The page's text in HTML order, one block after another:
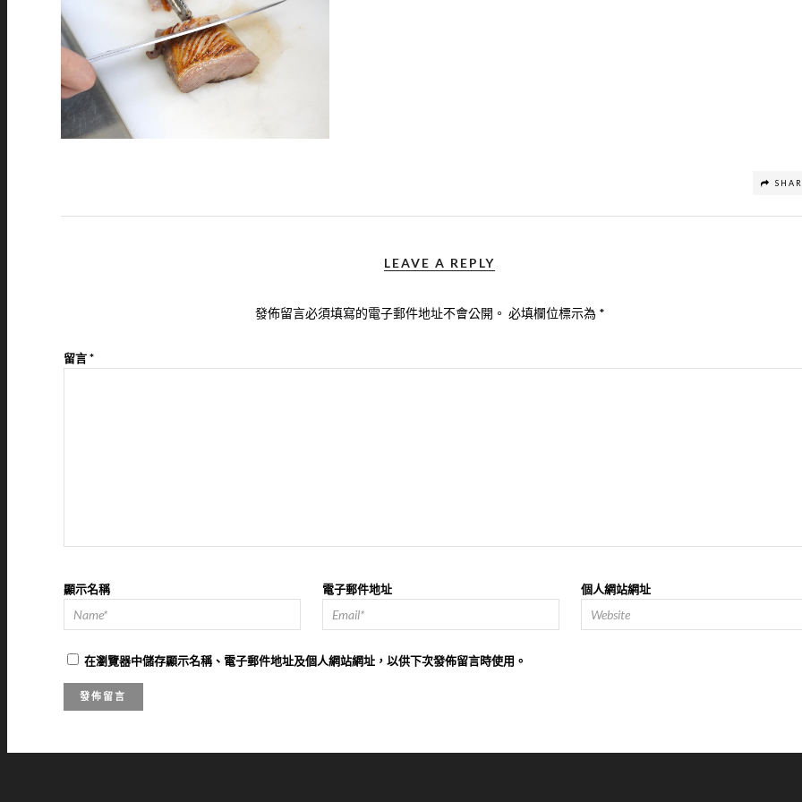
LEAVE A REPLY
發佈留言必須填寫的電子郵件地址不會公開。 必填欄位標示為 *
留言*
顯示名稱 電子郵件地址 個人網站網址
在瀏覽器中儲存顯示名稱、電子郵件地址及個人網站網址，以供下次發佈留言時使用。